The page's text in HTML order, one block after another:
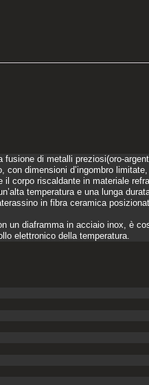
fusione di metalli preziosi(oro-
con dimensioni d’ingombro
il corpo riscaldante in materiale
temperatura e una lunga
in fibra ceramica
un diaframma in acciaio inox, è
elettronico della temperatura.